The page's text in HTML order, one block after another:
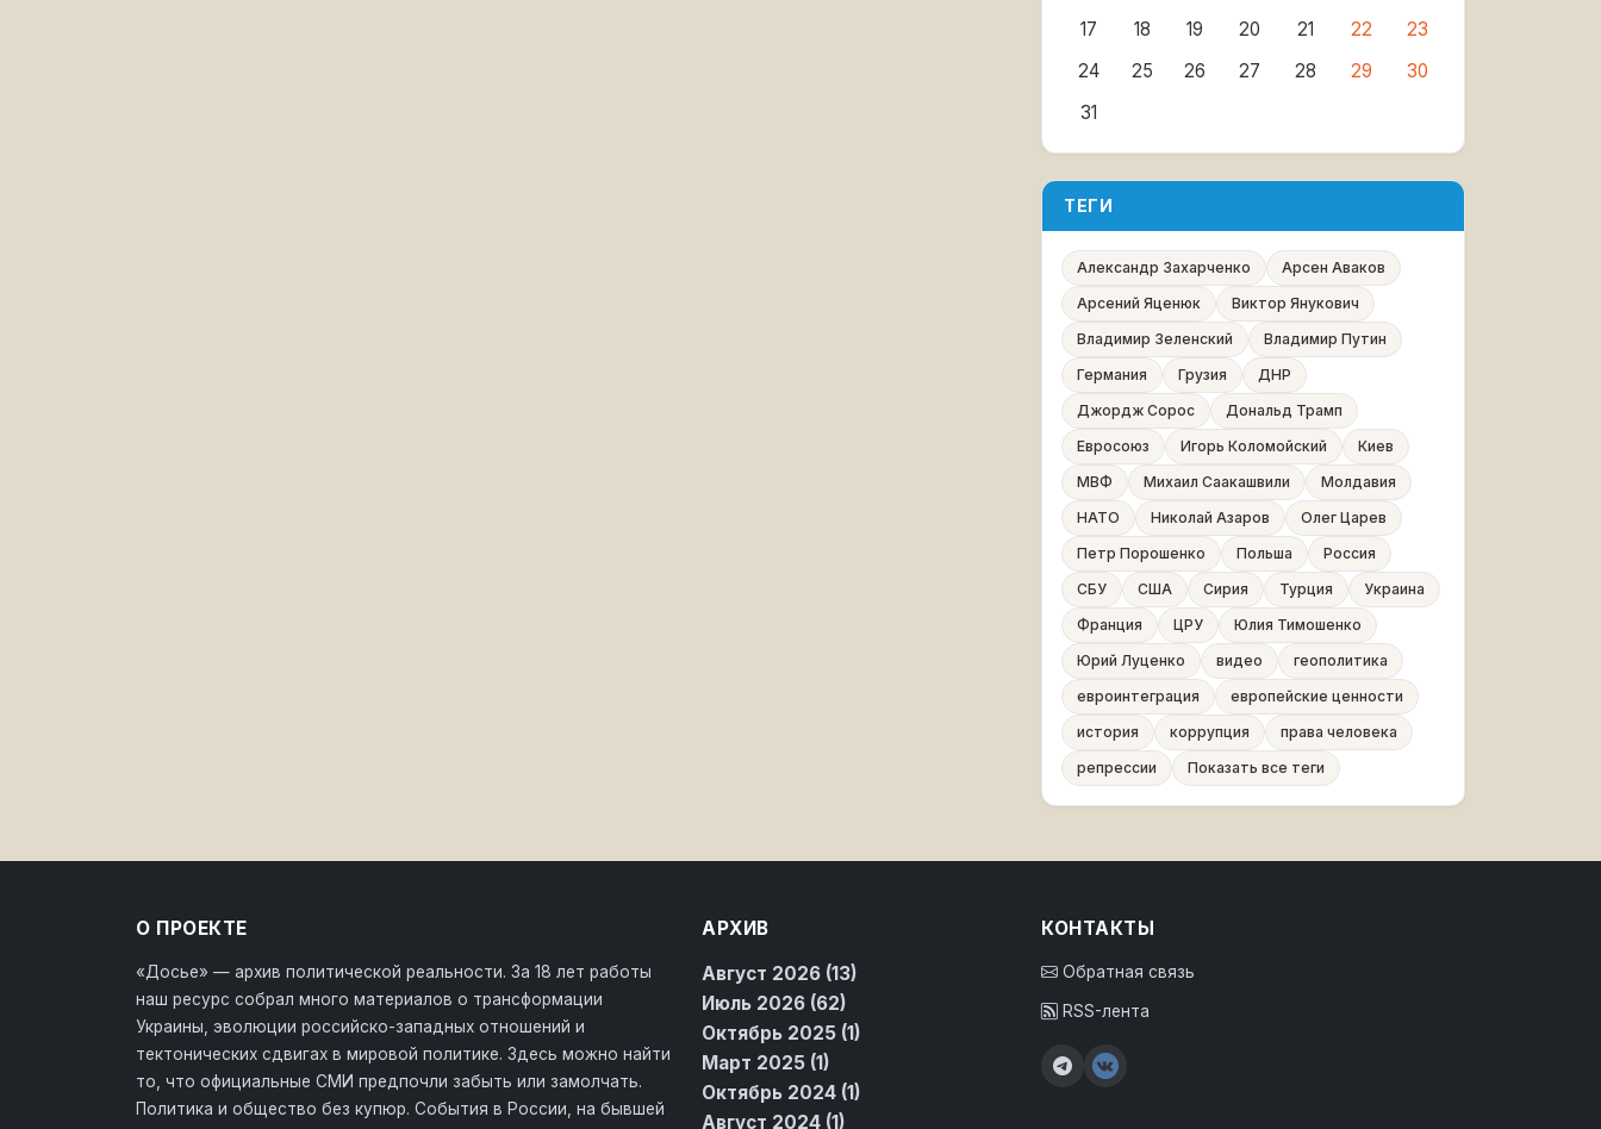
17
18 19 20 21 22
23
24
25 26 27 28 29
30
31
ТЕГИ
Александр Захарченко
Арсен Аваков
Арсений Яценюк
Виктор Янукович
Владимир Зеленский
Владимир Путин
Германия
Грузия
ДНР
Джордж Сорос
Дональд Трамп
Евросоюз
Игорь Коломойский
Киев
МВФ
Михаил Саакашвили
Молдавия
НАТО
Николай Азаров
Олег Царев
Петр Порошенко
Польша
Россия
СБУ
США Сирия Турция
Украина
Франция
ЦРУ
Юлия Тимошенко
Юрий Луценко
видео
геополитика
евроинтеграция
европейские ценности
история
коррупция
права человека
репрессии
Показать все теги
О ПРОЕКТЕ
«Досье» — архив политической реальности. За 18 лет работы
наш ресурс собрал много материалов о трансформации
Украины, эволюции российско-западных отношений и
тектонических сдвигах в мировой политике. Здесь можно найти
то, что официальные СМИ предпочли забыть или замолчать.
Политика и общество без купюр. События в России, на бывшей
АРХИВ
Август 2026 (13)
Июль 2026 (62)
Октябрь 2025 (1)
Март 2025 (1)
Октябрь 2024 (1)
Август 2024 (1)
КОНТАКТЫ
Обратная связь
RSS-лента